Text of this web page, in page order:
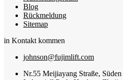
Blog
Rückmeldung
Sitemap
in Kontakt kommen
johnson@fujimlift.com
Nr.55 Meijiayang Straße,